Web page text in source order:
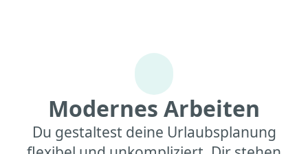
Modernes Arbeiten
Du gestaltest deine Urlaubsplanung